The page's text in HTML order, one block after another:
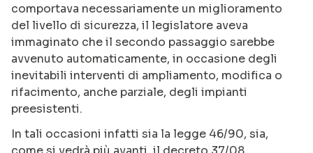
comportava necessariamente un miglioramento
del livello di sicurezza, il legislatore aveva
immaginato che il secondo passaggio sarebbe
avvenuto automaticamente, in occasione degli
inevitabili interventi di ampliamento, modifica o
rifacimento, anche parziale, degli impianti
preesistenti.
In tali occasioni infatti sia la legge 46/90, sia,